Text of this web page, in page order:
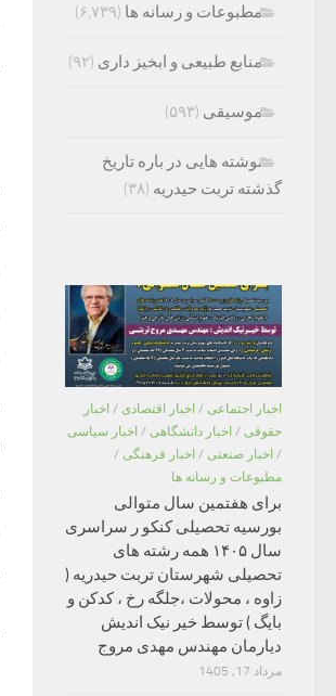
مطبوعات و رسانه ها (۶,۷۳۹)
منابع طبیعی و ابخیز داری (۹۲)
موسیقی (۵۹۳)
نوشته هایی در باره تاریخ
گذشته تربت حیدریه (۳۸)
اخبار اجتماعی / اخبار اقتصادی / اخبار
حقوقی / اخبار دانشگاهی / اخبار سیاسی
/ اخبار صنعتی / اخبار فرهنگی /
مطبوعات و رسانه ها
برای هفتمین سال متوالی
بورسیه تحصیلی کنکو ر سراسری
سال ۱۴۰۵ همه رشته های
تحصیلی شهرستان تربت حیدریه (
زاوه ، محولات ،جلگه رخ ، کدکن و
بایگ ) توسط خیر نیک اندیش
دیارمان مهندس مهدی مروج
مرداد 17, 1405